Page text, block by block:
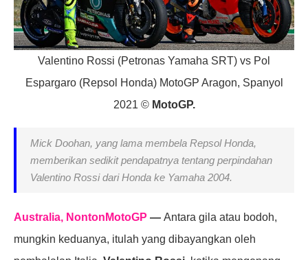
Valentino Rossi (Petronas Yamaha SRT) vs Pol
Espargaro (Repsol Honda) MotoGP Aragon, Spanyol
2021 © MotoGP.
Mick Doohan, yang lama membela Repsol Honda,
memberikan sedikit pendapatnya tentang perpindahan
Valentino Rossi dari Honda ke Yamaha 2004.
Australia, NontonMotoGP — Antara gila atau bodoh,
mungkin keduanya, itulah yang dibayangkan oleh